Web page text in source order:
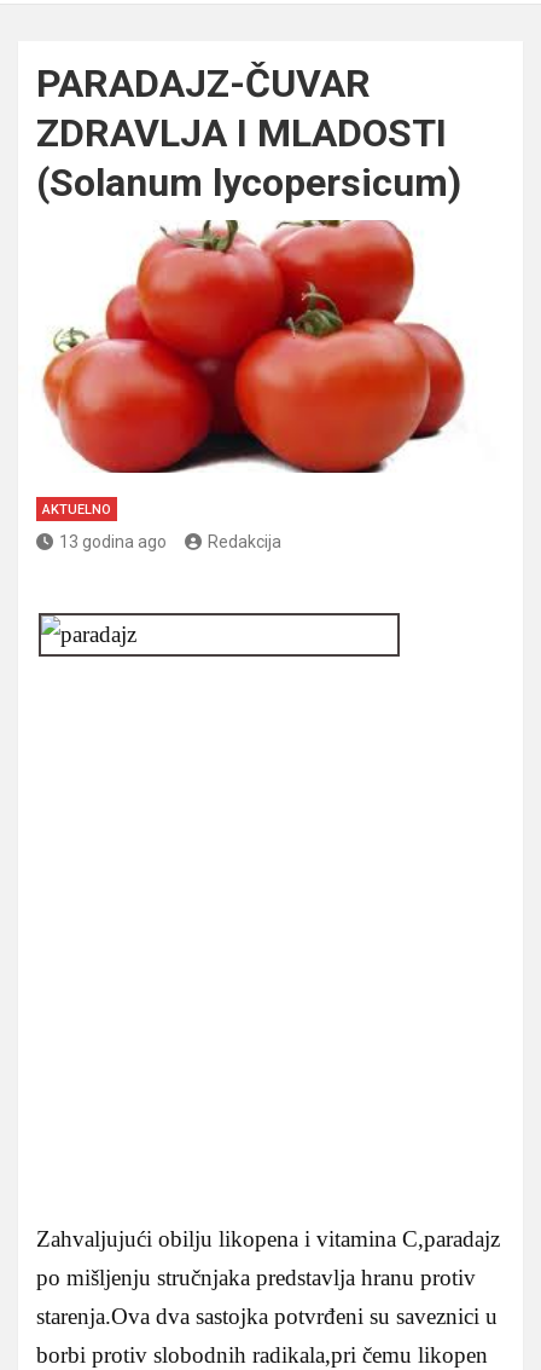
PARADAJZ-ČUVAR
ZDRAVLJA I MLADOSTI
(Solanum lycopersicum)
AKTUELNO
13 godina ago Redakcija
Zahvaljujući obilju likopena i vitamina C,paradajz
po mišljenju stručnjaka predstavlja hranu protiv
starenja.Ova dva sastojka potvrđeni su saveznici u
borbi protiv slobodnih radikala,pri čemu likopen